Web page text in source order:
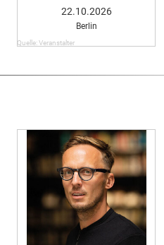
22.10.2026
Berlin
Quelle: Veranstalter